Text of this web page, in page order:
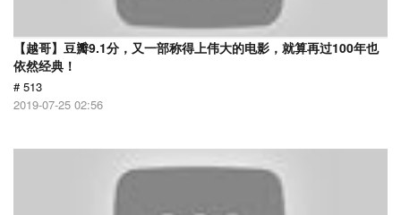
【越哥】豆瓣9.1分，又一部称得上伟大的电影，就算再过100年也
依然经典！
# 513
2019-07-25 02:56